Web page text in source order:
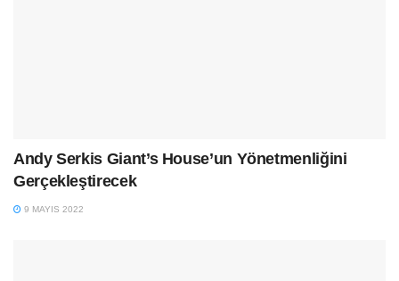
Andy Serkis Giant’s House’un Yönetmenliğini
Gerçekleştirecek
9 MAYIS 2022